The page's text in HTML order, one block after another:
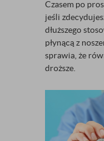
Czasem po
jeśli
dłuższego
płynącą z
sprawia, że
droższe.